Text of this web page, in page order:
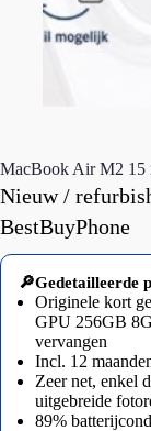
MacBook Air M2 15
Nieuw /
BestBuyPhone
🔎Gedetailleerde
Originele kort
GPU 256GB
vervangen
Incl. 12
Zeer net, enkel
uitgebreide
89%